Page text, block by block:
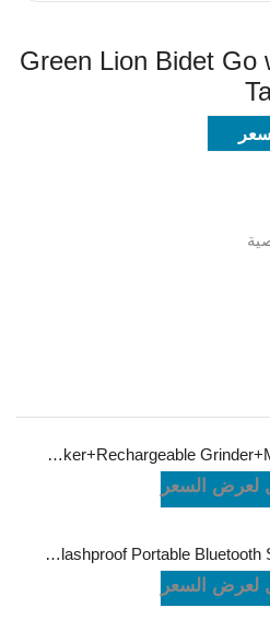
Green Lion Bidet Go
LePresso Brewology Coffee Kit [Espresso Maker+Rechargeable Grinder+Milk Frother]-BK
لعرض السعر
JBL Charge6 Splashproof Portable Bluetooth Speaker - White
لعرض السعر